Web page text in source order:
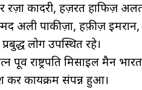
रज़ा कादरी, हज़रत हाफिज़
अली पाकीज़ा, हफ़ीज़
लोग उपस्थित रहे।
पूर्व राष्ट्रपति मिसाइल मैन
कार्यक्रम संपन्न हुआ।